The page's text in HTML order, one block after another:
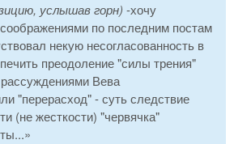
услышав горн) -хочу
по последним постам
некую несогласованность в
преодоление "силы трения"
Вева
"перерасход" - суть следствие
(не жесткости) "червячка"